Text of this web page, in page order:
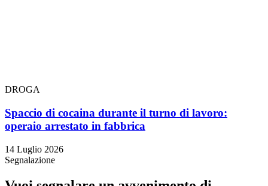
DROGA
Spaccio di cocaina durante il turno di lavoro:
operaio arrestato in fabbrica
14 Luglio 2026
Segnalazione